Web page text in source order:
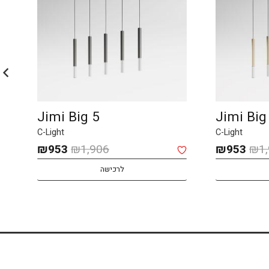
Jimi Big 5
C-Light
₪המחיר
המקורי
היה:
₪953
המחיר
הנוכחי
הוא:
JIMI Small 12
C-Light
₪3,202
המחיר
המקורי
היה:
₪1,601
לרכישה